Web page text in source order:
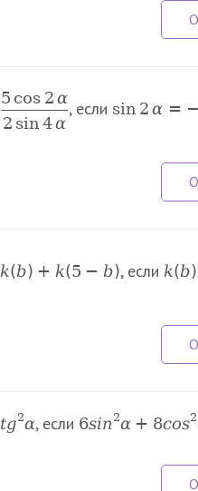
5 cos 2α
2 sin 4α
, если sin 2α = −
k(b) + k(5 − b), если k(b)
tg2α, если 6sin 2α + 8cos2